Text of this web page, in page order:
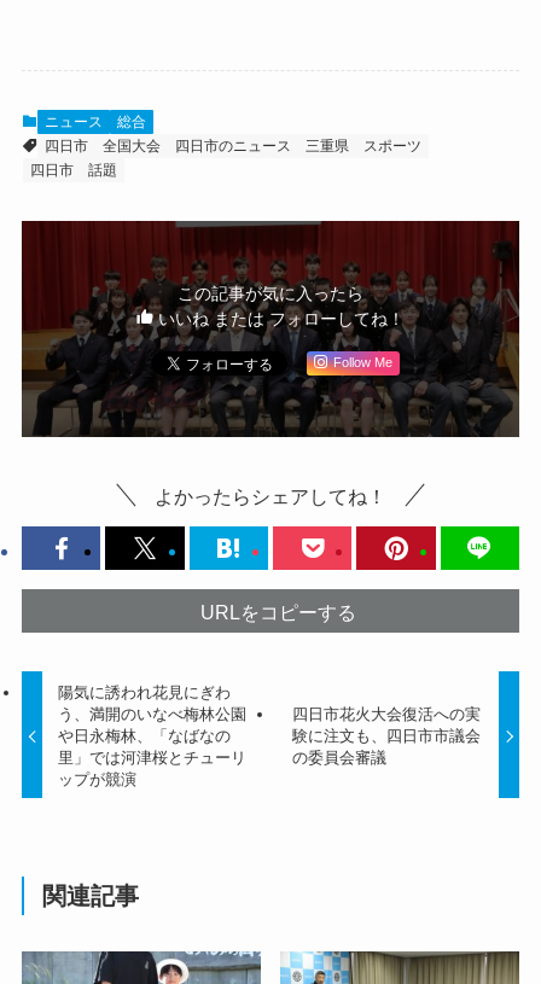
ニュース
総合
四日市
全国大会 四日市のニュース 三重県
スポーツ
四日市 話題
この記事が気に入ったら
いいね または フォローしてね！
Follow Me
よかったらシェアしてね！
URLをコピーする
陽気に誘われ花見にぎわ
う、満開のいなべ梅林公園
や日永梅林、「なばなの
里」では河津桜とチューリ
ップが競演
四日市花火大会復活への実
験に注文も、四日市市議会
の委員会審議
関連記事